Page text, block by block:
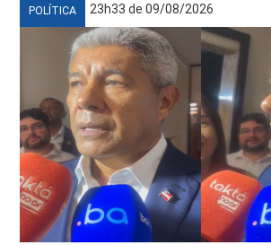
POLÍTICA 23h33 de 09/08/2026